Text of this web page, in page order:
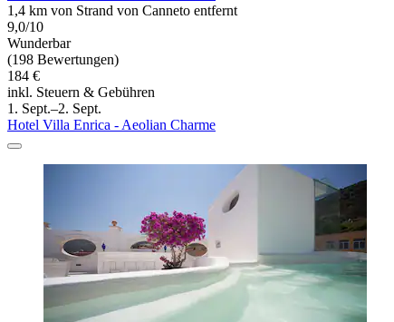
1,4 km von Strand von Canneto entfernt
9,0/10
Wunderbar
(198 Bewertungen)
184 €
inkl. Steuern & Gebühren
1. Sept.–2. Sept.
Hotel Villa Enrica - Aeolian Charme